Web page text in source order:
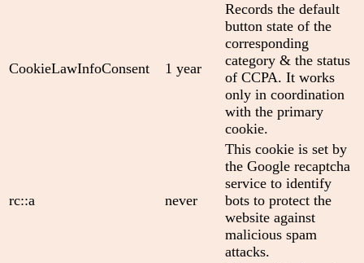
CookieLawInfoConsent 1 year
Records the default
button state of the
corresponding
category & the status
of CCPA. It works
only in coordination
with the primary
cookie.
rc::a never
This cookie is set by
the Google recaptcha
service to identify
bots to protect the
website against
malicious spam
attacks.